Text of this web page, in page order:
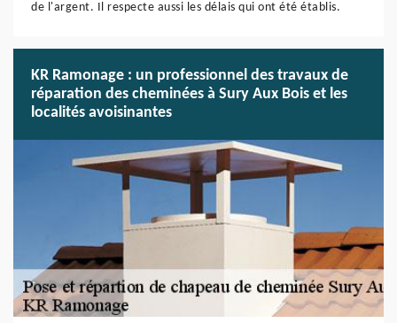
de l'argent. Il respecte aussi les délais qui ont été établis.
KR Ramonage : un professionnel des travaux de
réparation des cheminées à Sury Aux Bois et les
localités avoisinantes